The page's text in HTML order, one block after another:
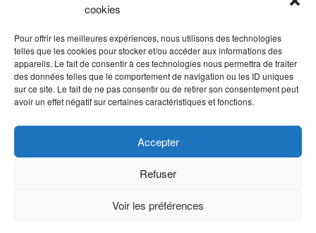
cookies
Pour offrir les meilleures expériences, nous utilisons des technologies
telles que les cookies pour stocker et/ou accéder aux informations des
appareils. Le fait de consentir à ces technologies nous permettra de traiter
des données telles que le comportement de navigation ou les ID uniques
sur ce site. Le fait de ne pas consentir ou de retirer son consentement peut
avoir un effet négatif sur certaines caractéristiques et fonctions.
Accepter
Refuser
Voir les préférences
Les fleurs préférées des Français
Combien de fois arroser un cactus ?
Quelles fleurs offrir pour la fête des mères ?
Idées de décoration avec fleurs séchées